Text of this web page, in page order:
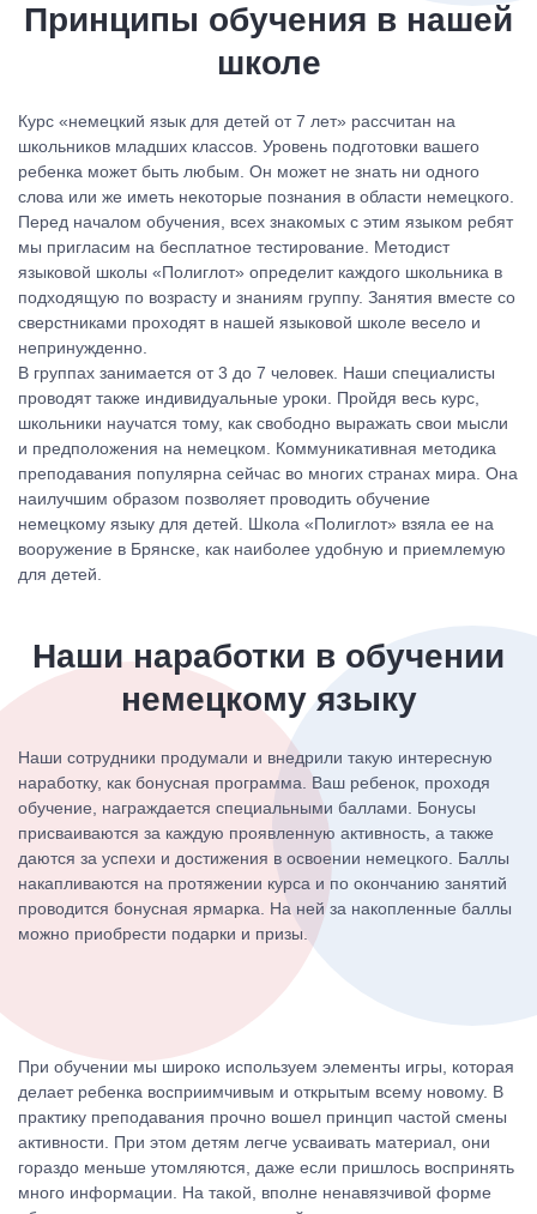
Принципы обучения в нашей
школе
Курс «немецкий язык для детей от 7 лет» рассчитан на
школьников младших классов. Уровень подготовки вашего
ребенка может быть любым. Он может не знать ни одного
слова или же иметь некоторые познания в области немецкого.
Перед началом обучения, всех знакомых с этим языком ребят
мы пригласим на бесплатное тестирование. Методист
языковой школы «Полиглот» определит каждого школьника в
подходящую по возрасту и знаниям группу. Занятия вместе со
сверстниками проходят в нашей языковой школе весело и
непринужденно.
В группах занимается от 3 до 7 человек. Наши специалисты
проводят также индивидуальные уроки. Пройдя весь курс,
школьники научатся тому, как свободно выражать свои мысли
и предположения на немецком. Коммуникативная методика
преподавания популярна сейчас во многих странах мира. Она
наилучшим образом позволяет проводить обучение
немецкому языку для детей. Школа «Полиглот» взяла ее на
вооружение в Брянске, как наиболее удобную и приемлемую
для детей.
Наши наработки в обучении
немецкому языку
Наши сотрудники продумали и внедрили такую интересную
наработку, как бонусная программа. Ваш ребенок, проходя
обучение, награждается специальными баллами. Бонусы
присваиваются за каждую проявленную активность, а также
даются за успехи и достижения в освоении немецкого. Баллы
накапливаются на протяжении курса и по окончанию занятий
проводится бонусная ярмарка. На ней за накопленные баллы
можно приобрести подарки и призы.
При обучении мы широко используем элементы игры, которая
делает ребенка восприимчивым и открытым всему новому. В
практику преподавания прочно вошел принцип частой смены
активности. При этом детям легче усваивать материал, они
гораздо меньше утомляются, даже если пришлось воспринять
много информации. На такой, вполне ненавязчивой форме